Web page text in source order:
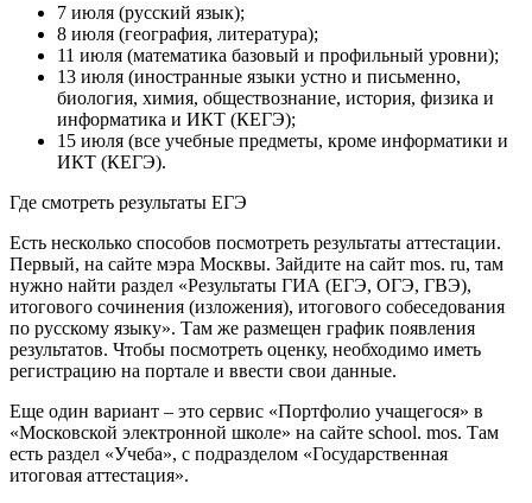
7 июля (русский язык);
8 июля (география, литература);
11 июля (математика базовый и профильный уровни);
13 июля (иностранные языки устно и письменно,
биология, химия, обществознание, история, физика и
информатика и ИКТ (КЕГЭ);
15 июля (все учебные предметы, кроме информатики и
ИКТ (КЕГЭ).
Где смотреть результаты ЕГЭ
Есть несколько способов посмотреть результаты аттестации.
Первый, на сайте мэра Москвы. Зайдите на сайт mos. ru, там
нужно найти раздел «Результаты ГИА (ЕГЭ, ОГЭ, ГВЭ),
итогового сочинения (изложения), итогового собеседования
по русскому языку». Там же размещен график появления
результатов. Чтобы посмотреть оценку, необходимо иметь
регистрацию на портале и ввести свои данные.
Еще один вариант – это сервис «Портфолио учащегося» в
«Московской электронной школе» на сайте school. mos. Там
есть раздел «Учеба», с подразделом «Государственная
итоговая аттестация».